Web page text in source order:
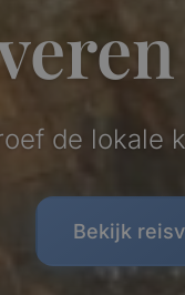
de lokale
Bekijk